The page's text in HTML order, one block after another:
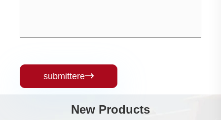
submittere
New Products